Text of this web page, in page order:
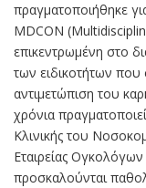
πραγματοποιήθηκε
MDCON
επικεντρωμένη στο
των ειδικοτήτων
αντιμετώπιση του
χρόνια
Κλινικής του
Εταιρείας
προσκαλούνται